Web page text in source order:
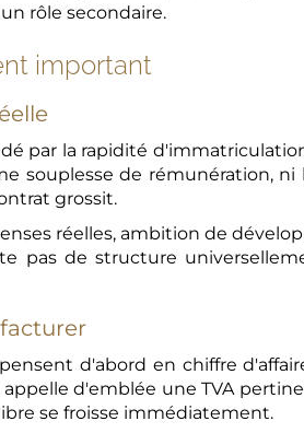
rôle secondaire.
important
par la rapidité
souplesse de rémunération,
grossit.
réelles, ambition de
pas de structure
d'abord en chiffre
d'emblée une TVA
se froisse immédiatement.